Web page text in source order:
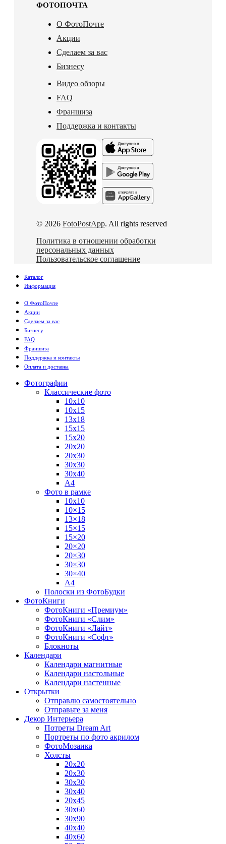
ФОТОПОЧТА
О ФотоПочте
Акции
Сделаем за вас
Бизнесу
Видео обзоры
FAQ
Франшиза
Поддержка и контакты
© 2026 FotoPostApp. All rights reserved
Политика в отношении обработки
персональных данных
Пользовательское соглашение
Каталог
Информация
О ФотоПочте
Акции
Сделаем за вас
Бизнесу
FAQ
Франшиза
Поддержка и контакты
Оплата и доставка
Фотографии
Классические фото
10х10
10х15
13х18
15х15
15х20
20х20
20х30
30х30
30х40
А4
Фото в рамке
10х10
10×15
13×18
15×15
15×20
20×20
20×30
30×30
30×40
A4
Полоски из ФотоБудки
ФотоКниги
ФотоКниги «Премиум»
ФотоКниги «Слим»
ФотоКниги «Лайт»
ФотоКниги «Софт»
Блокноты
Календари
Календари магнитные
Календари настольные
Календари настенные
Открытки
Отправлю самостоятельно
Отправьте за меня
Декор Интерьера
Потреты Dream Art
Портреты по фото акрилом
ФотоМозаика
Холсты
20х20
20х30
30х30
30х40
20х45
30х60
30х90
40х40
40х60